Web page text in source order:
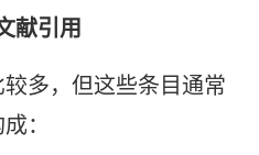
献引用
多，但这些条目通常
：